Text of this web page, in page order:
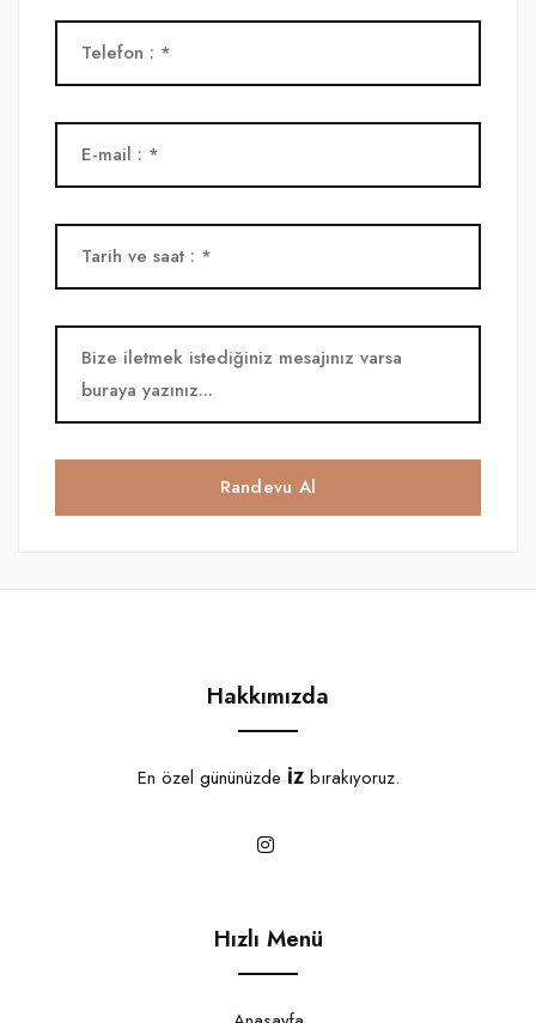
Randevu Al
Hakkımızda
En özel gününüzde İZbırakıyoruz.
Hızlı Menü